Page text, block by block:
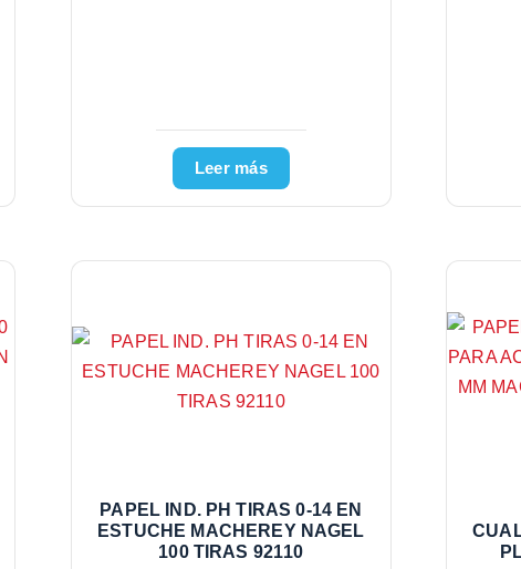
Leer más
PAPEL IND. PH TIRAS 0-14 EN
ESTUCHE MACHEREY NAGEL
100 TIRAS 92110